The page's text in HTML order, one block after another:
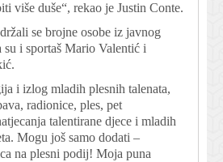
više duše“, rekao je Justin Conte.
se brojne osobe iz javnog
i sportaš Mario Valentić i
i izlog mladih plesnih talenata,
radionice, ples, pet
talentirane djece i mladih
Mogu još samo dodati –
na plesni podij! Moja puna